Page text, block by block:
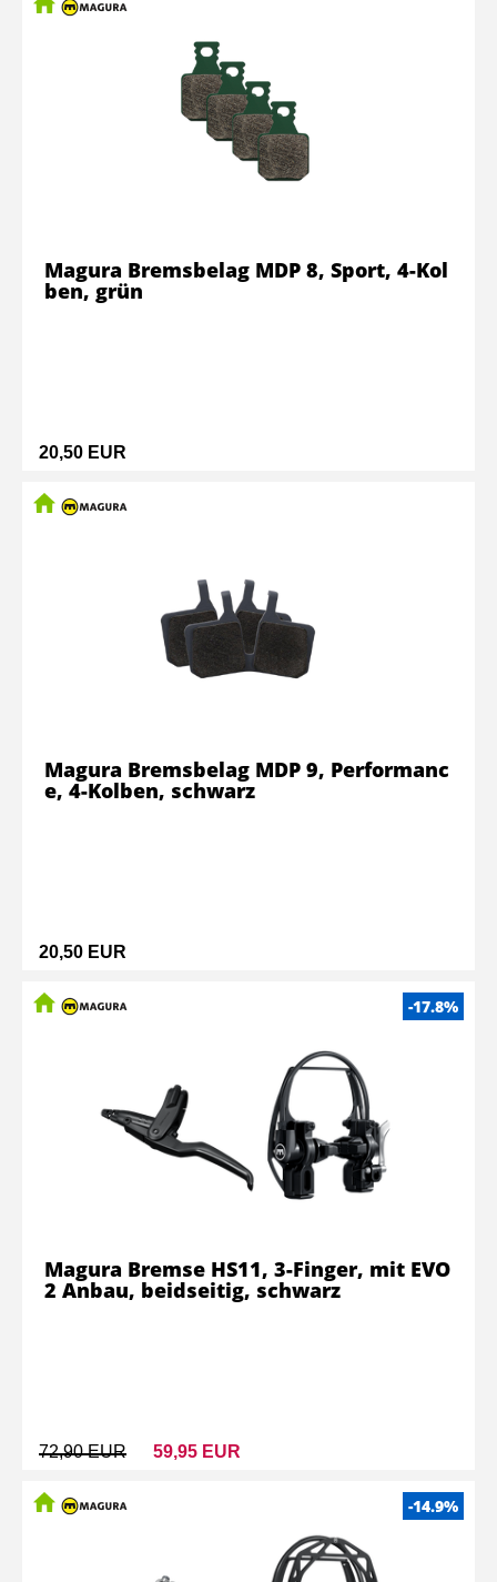
20,50 EUR
Magura Bremsbelag MDP 8, Sport, 4-Kol
ben, grün
20,50 EUR
Magura Bremsbelag MDP 9, Performanc
e, 4-Kolben, schwarz
-17.8%
72,90 EUR 59,95 EUR
Magura Bremse HS11, 3-Finger, mit EVO
2 Anbau, beidseitig, schwarz
-14.9%